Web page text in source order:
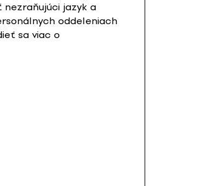
jazyk a
oddeleniach
sa viac o